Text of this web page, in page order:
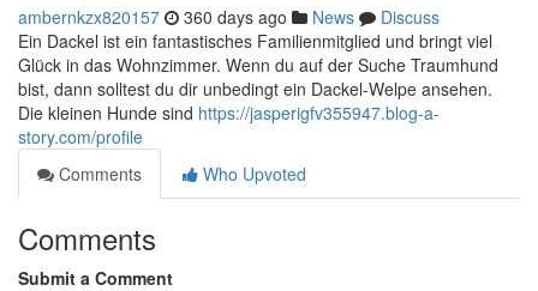
ambernkzx820157 360 days ago News
Discuss
Ein Dackel ist ein fantastisches Familienmitglied und bringt viel
Glück in das Wohnzimmer. Wenn du auf der Suche Traumhund
bist, dann solltest du dir unbedingt ein Dackel-Welpe ansehen.
Die kleinen Hunde sind https://jasperigfv355947.blog-a-
story.com/profile
Comments
Who Upvoted
Comments
Submit a Comment